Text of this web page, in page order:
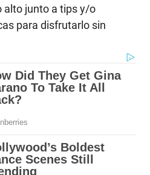
alto junto a tips y/o
para disfrutarlo sin